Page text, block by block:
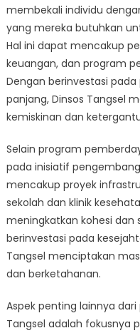
membekali individu
yang mereka butuhkan
Hal ini dapat mencakup
keuangan, dan program
Dengan berinvestasi
panjang, Dinsos Tangsel
kemiskinan dan
Selain program
pada inisiatif
mencakup proyek
sekolah dan klinik
meningkatkan kohesi dan
berinvestasi pada
Tangsel menciptakan
dan berketahanan.
Aspek penting lainnya
Tangsel adalah fokusnya